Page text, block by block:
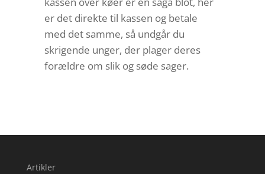
er det direkte til kassen og betale
med det samme, så undgår du
skrigende unger, der plager deres
forældre om slik og søde sager.
Artikler